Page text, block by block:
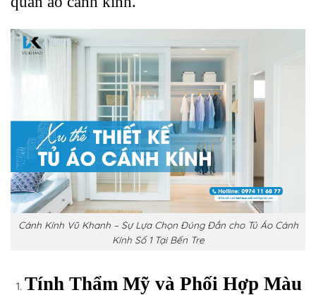
Cánh Kính Vũ Khanh – Sự Lựa Chọn Đúng Đắn cho Tủ Áo Cánh
Kính Số 1 Tại Bến Tre
Tính Thẩm Mỹ và Phối Hợp Màu